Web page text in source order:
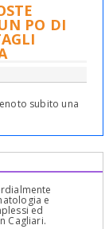
PO DI
subito una
e
ed
Cagliari.